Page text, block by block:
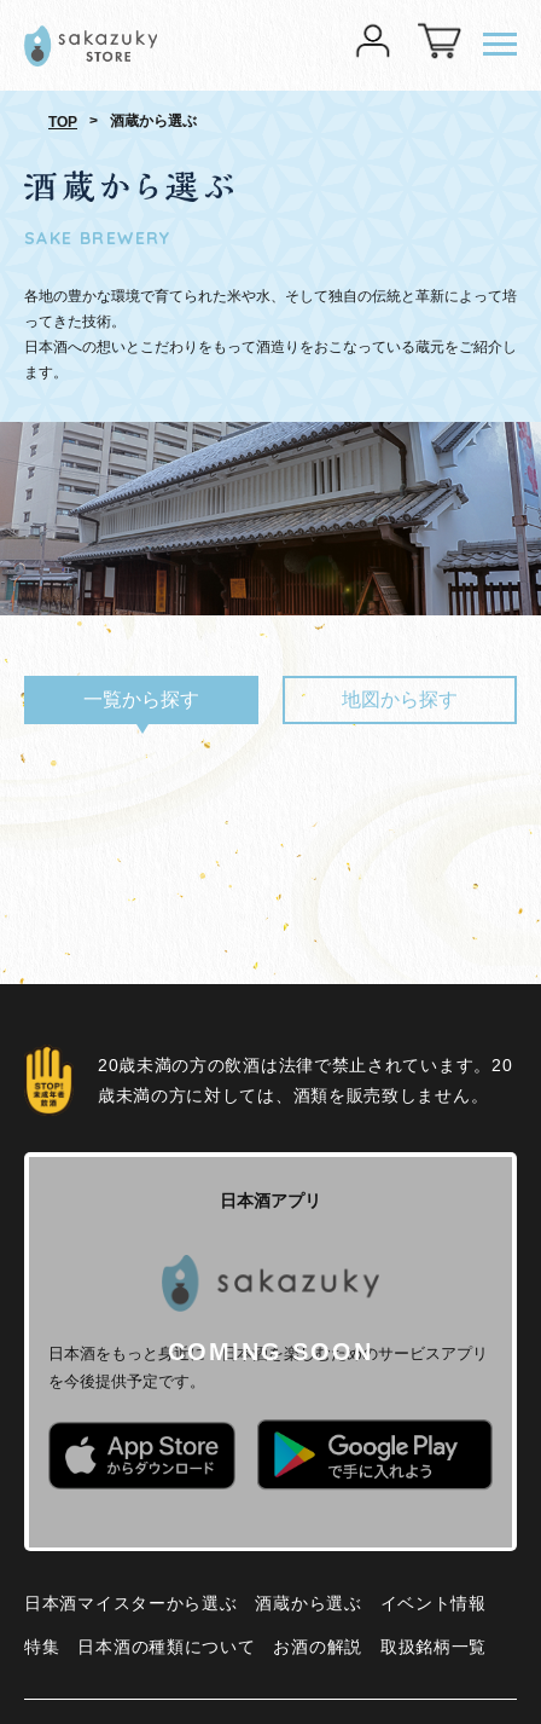
メニ
TOP > 酒蔵から選ぶ
SAKE BREWERY
各地の豊かな環境で育てられた米や水、そして独自の伝統と革新によって培
ってきた技術。
日本酒への想いとこだわりをもって酒造りをおこなっている蔵元をご紹介し
ます。
一覧から探す 地図から探す
20歳未満の方の飲酒は法律で禁止されています。20
歳未満の方に対しては、酒類を販売致しません。
日本酒アプリ
日本酒をもっと身近に！日本酒を楽しむためのサービスアプリ
を今後提供予定です。
日本酒マイスターから選ぶ 酒蔵から選ぶ イベント情報
特集 日本酒の種類について お酒の解説 取扱銘柄一覧